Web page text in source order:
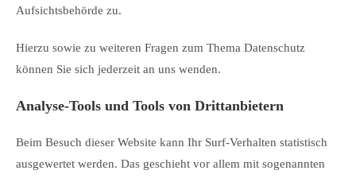
Aufsichtsbehörde zu.
Hierzu sowie zu weiteren Fragen zum Thema Datenschutz
können Sie sich jederzeit an uns wenden.
Analyse-Tools und Tools von Dritt­anbietern
Beim Besuch dieser Website kann Ihr Surf-Verhalten statistisch
ausgewertet werden. Das geschieht vor allem mit sogenannten